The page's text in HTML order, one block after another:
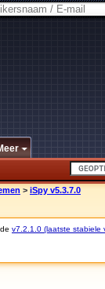
> iSpy v5.3.7.0
v7.2.1.0 (laatste stabiele